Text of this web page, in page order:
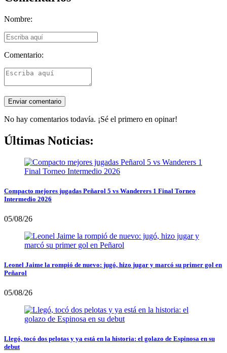
Nombre:
Comentario:
No hay comentarios todavía. ¡Sé el primero en opinar!
Últimas Noticias:
Compacto mejores jugadas Peñarol 5 vs Wanderers 1 Final Torneo
Intermedio 2026
05/08/26
Leonel Jaime la rompió de nuevo: jugó, hizo jugar y marcó su primer gol en
Peñarol
05/08/26
Llegó, tocó dos pelotas y ya está en la historia: el golazo de Espinosa en su
debut